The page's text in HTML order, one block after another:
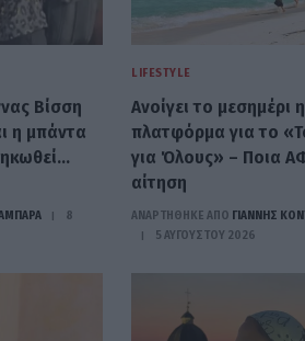
Βίσση
η μπάντα
8
LIFESTYLE
Ανοίγει το μεσημέρι η
πλατφόρμα για το
για Όλους» – Ποια
αίτηση
ΑΝΑΡΤΗΘΗΚΕ ΑΠΟ ΓΙΆΝΝΗΣ
5 ΑΥΓΟΎΣΤΟΥ 2026